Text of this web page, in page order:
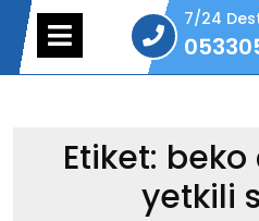
7/24
Etiket: beko
yetkili